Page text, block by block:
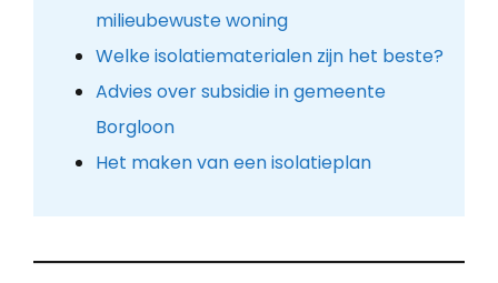
milieubewuste woning
Welke isolatiematerialen zijn het beste?
Advies over subsidie in gemeente
Borgloon
Het maken van een isolatieplan